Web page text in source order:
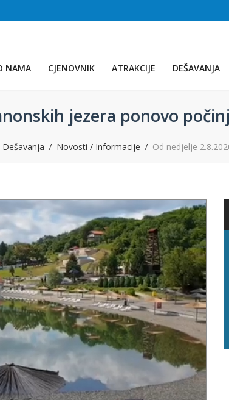
NAMA CJENOVNIK ATRAKCIJE DEŠAVANJA
jezera ponovo
Dešavanja Novosti / Informacije Od nedjelje
PRVO JEZERO
28 °C 30 g/l